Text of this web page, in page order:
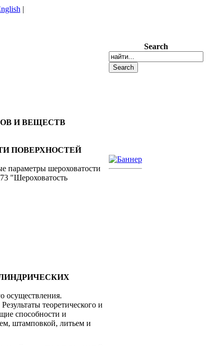
|
И ВЕЩЕСТВ
ПОВЕРХНОСТЕЙ
параметры шероховатости
"Шероховатость
осуществления.
теоретического и
способности и
штамповкой, литьем и
Search